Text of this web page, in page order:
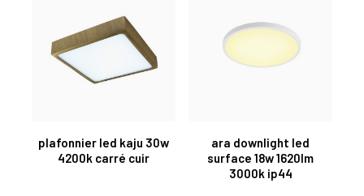
plafonnier led kaju 30w
4200k carré cuir
ara downlight led
surface 18w 1620lm
3000k ip44